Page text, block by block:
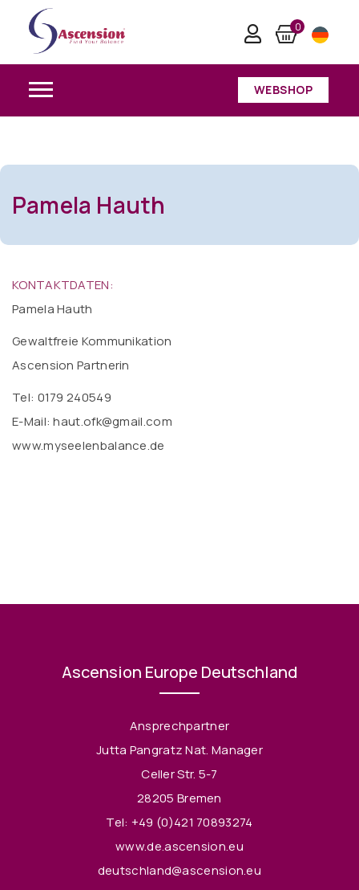
0
WEBSHOP
Pamela Hauth
KONTAKTDATEN:
Pamela Hauth
Gewaltfreie Kommunikation
Ascension Partnerin
Tel: 0179 240549
E-Mail: haut.ofk@gmail.com
www.myseelenbalance.de
Ascension Europe Deutschland
Ansprechpartner
Jutta Pangratz Nat. Manager
Celler Str. 5-7
28205 Bremen
Tel: +49 (0)421 70893274
www.de.ascension.eu
deutschland@ascension.eu